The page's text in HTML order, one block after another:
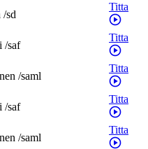
/sd
Titta
/saf
Titta
/saml
Titta
/saf
Titta
/saml
Titta